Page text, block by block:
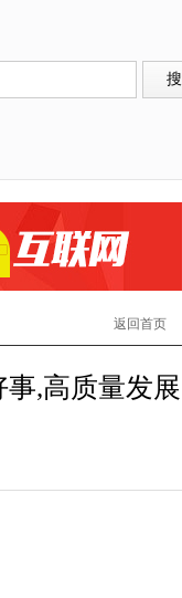
返回首页
,高质量发展